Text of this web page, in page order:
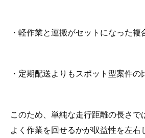
・軽作業と運搬がセットになった複
・定期配送よりもスポット型案件の
このため、単純な走行距離の長さ
よく作業を回せるかが収益性を左右